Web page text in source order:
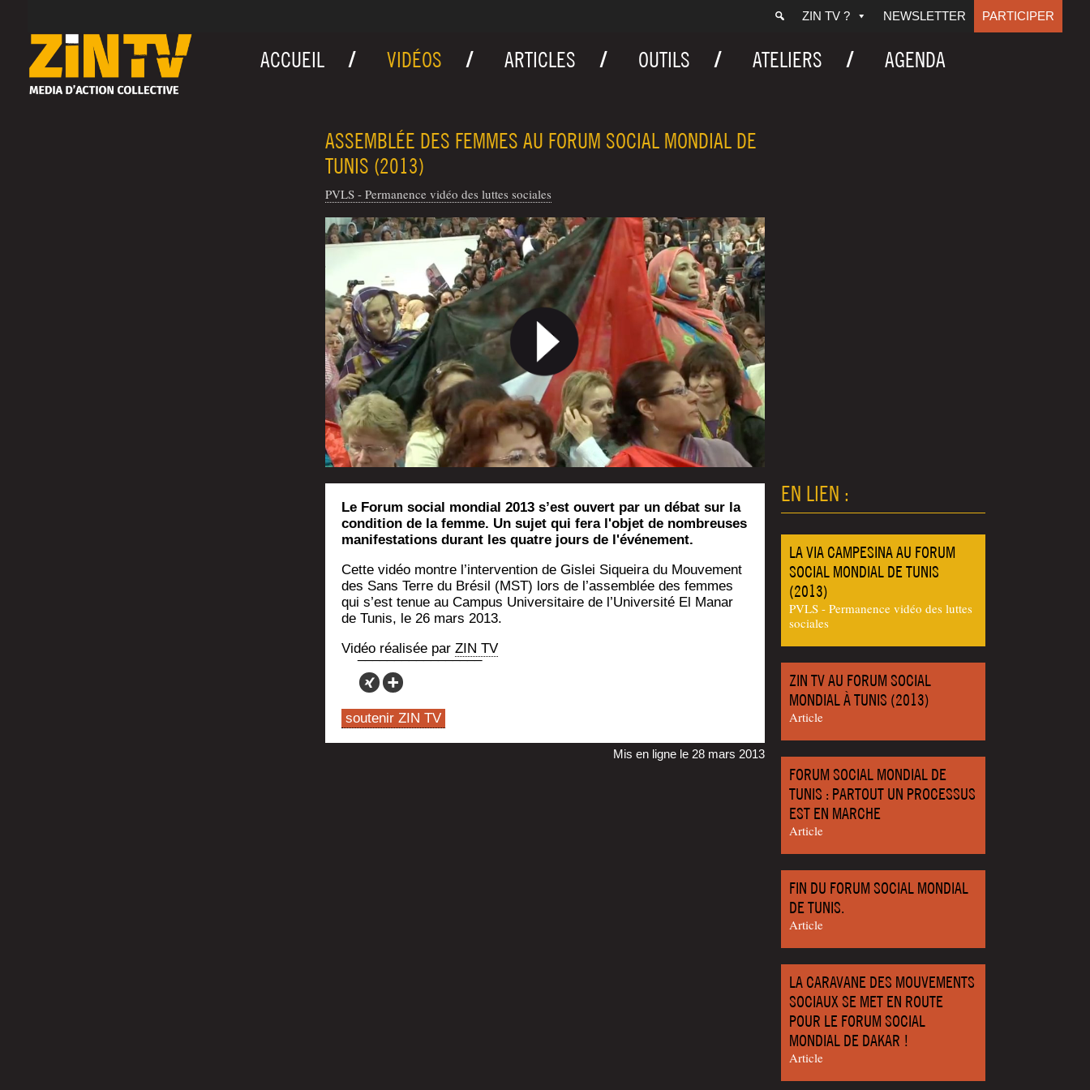
ZIN TV ? NEWSLETTER PARTICIPER
ACCUEIL VIDÉOS ARTICLES OUTILS ATELIERS AGENDA
ASSEMBLÉE DES FEMMES AU FORUM SOCIAL MONDIAL DE
TUNIS (2013)
PVLS - Permanence vidéo des luttes sociales
Le Forum social mondial 2013 s’est ouvert par un débat sur la
condition de la femme. Un sujet qui fera l'objet de nombreuses
manifestations durant les quatre jours de l'événement.
Cette vidéo montre l’in­ter­ven­tion de Gis­lei Siquei­ra du Mou­ve­ment
des Sans Terre du Bré­sil (MST) lors de l’as­sem­blée des femmes
qui s’est tenue au Cam­pus Uni­ver­si­taire de l’U­ni­ver­si­té El Manar
de Tunis, le 26 mars 2013.
Vidéo réa­li­sée par ZIN TV
soutenir ZIN TV
Mis en ligne le 28 mars 2013
EN LIEN :
LA VIA CAMPESINA AU FORUM
SOCIAL MONDIAL DE TUNIS
(2013)
PVLS - Permanence vidéo des luttes
sociales
ZIN TV AU FORUM SOCIAL
MONDIAL À TUNIS (2013)
Article
FORUM SOCIAL MONDIAL DE
TUNIS : PARTOUT UN PROCESSUS
EST EN MARCHE
Article
FIN DU FORUM SOCIAL MONDIAL
DE TUNIS.
Article
LA CARAVANE DES MOUVEMENTS
SOCIAUX SE MET EN ROUTE
POUR LE FORUM SOCIAL
MONDIAL DE DAKAR !
Article